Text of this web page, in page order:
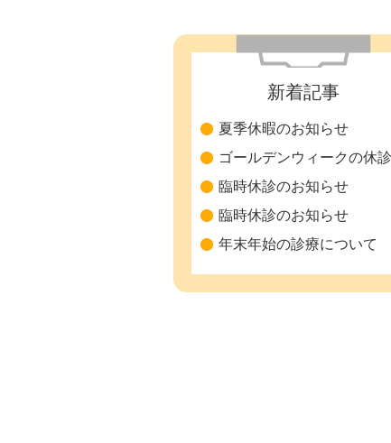
新着記事
夏季休暇のお知らせ
臨時休診のお知らせ
臨時休診のお知らせ
年末年始の診療について